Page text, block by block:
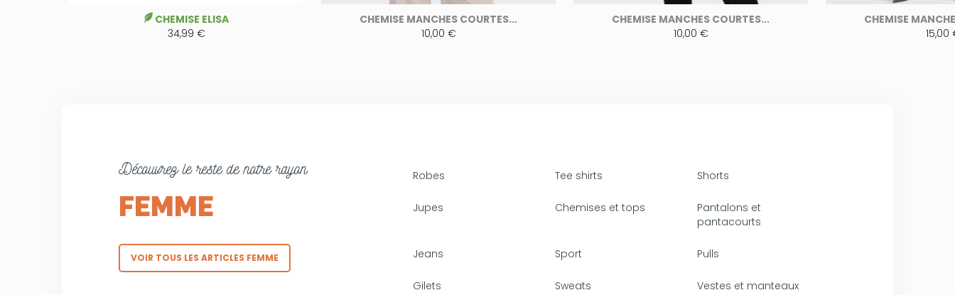
CHEMISE ELISA
34,99 €
CHEMISE MANCHES COURTES...
10,00 €
CHEMISE MANCHES COURTES...
10,00 €
CHEMISE
15,00
Découvrez le reste de notre rayon
FEMME
VOIR TOUS LES ARTICLES FEMME
Robes Tee shirts Shorts
Jupes Chemises et tops
Pantalons et
pantacourts
Jeans Sport Pulls
Gilets Sweats Vestes et manteaux